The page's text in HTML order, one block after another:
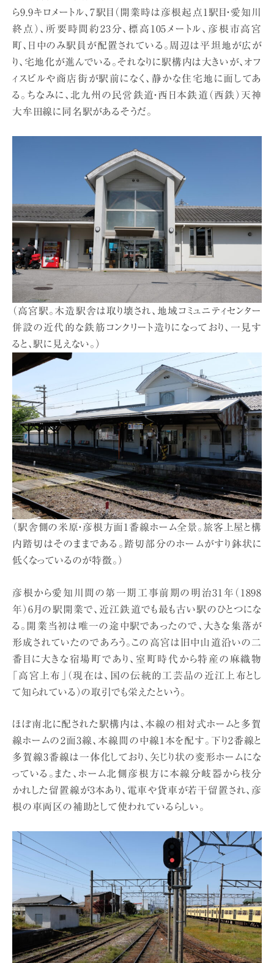
ら9.9キロメートル、7駅目（開業時は彦根起点1駅目・愛知川
終点）、所要時間約23分、標高105メートル、彦根市高宮
町、日中のみ駅員が配置されている。周辺は平坦地が広が
り、宅地化が進んでいる。それなりに駅構内は大きいが、オフ
ィスビルや商店街が駅前になく、静かな住宅地に面してあ
る。ちなみに、北九州の民営鉄道・西日本鉄道（西鉄）天神
大牟田線に同名駅があるそうだ。
（高宮駅。木造駅舎は取り壊され、地域コミュニティセンター
併設の近代的な鉄筋コンクリート造りになっており、一見す
ると、駅に見えない。）
（駅舎側の米原・彦根方面1番線ホーム全景。旅客上屋と構
内踏切はそのままである。踏切部分のホームがすり鉢状に
低くなっているのが特徴。）
彦根から愛知川間の第一期工事前期の明治31年（1898
年）6月の駅開業で、近江鉄道でも最も古い駅のひとつにな
る。開業当初は唯一の途中駅であったので、大きな集落が
形成されていたのであろう。この高宮は旧中山道沿いの二
番目に大きな宿場町であり、室町時代から特産の麻織物
「高宮上布」（現在は、国の伝統的工芸品の近江上布とし
て知られている）の取引でも栄えたという。
ほぼ南北に配された駅構内は、本線の相対式ホームと多賀
線ホームの2面3線、本線間の中線1本を配す。下り2番線と
多賀線3番線は一体化しており、矢じり状の変形ホームにな
っている。また、ホーム北側彦根方に本線分岐器から枝分
かれした留置線が3本あり、電車や貨車が若干留置され、彦
根の車両区の補助として使われているらしい。